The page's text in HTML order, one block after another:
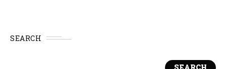
SEARCH